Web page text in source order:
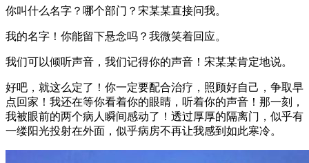
你叫什么名字？哪个部门？宋某某直接问我。
我的名字！你能留下悬念吗？我微笑着回应。
我们可以倾听声音，我们记得你的声音！宋某某肯定地说。
好吧，就这么定了！你一定要配合治疗，照顾好自己，争取早
点回家！我还在等你看着你的眼睛，听着你的声音！那一刻，
我被眼前的两个病人瞬间感动了！透过厚厚的隔离门，似乎有
一缕阳光投射在外面，似乎病房不再让我感到如此寒冷。